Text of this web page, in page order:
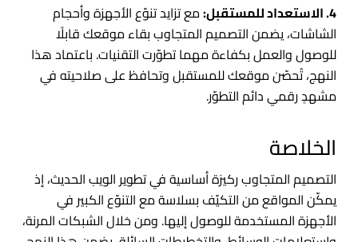
4. الاستعداد للمستقبل:
مع تزايد تنوّع الأجهزة وأحجام
الشاشات، يضمن التصميم المتجاوب بقاء موقعك قابلًا
للوصول والعمل بكفاءة مهما تطوّرت التقنيات. باعتماد هذا
النهج، تُحصّن موقعك للمستقبل وتحافظ على صلاحيته في
مشهدٍ رقمي دائم التطوّر.
الخلاصة
التصميم المتجاوب ركيزة أساسية في تطوير الويب الحديث، إذ
يمكّن المواقع من التكيّف بسلاسة مع التنوّع الكبير في
الأجهزة المستخدمة للوصول إليها. ومن خلال الشبكات المرنة،